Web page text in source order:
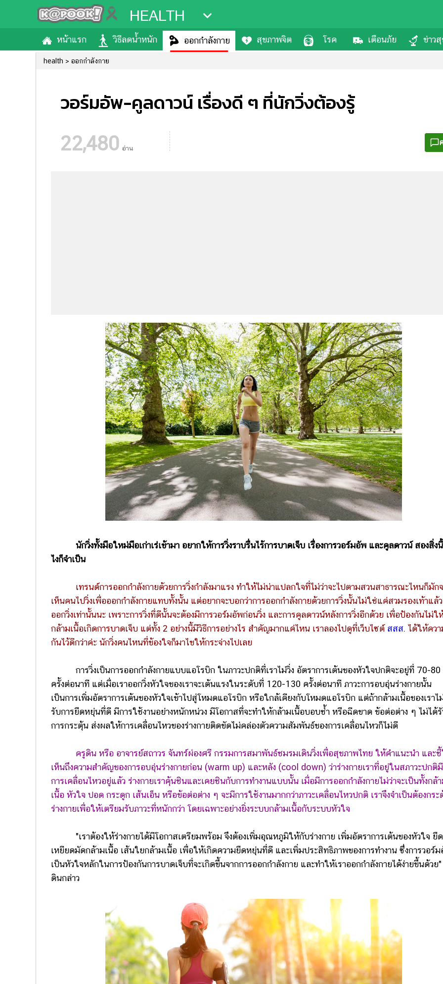
HEALTH
หน้าแรก วิธีลดน้ำหนัก ออกกำลังกาย สุขภาพจิต โรค เตือนภัย ข่าว
health ออกกำลังกาย
วอร์มอัพ-คูลดาวน์ เรื่องดี ๆ ที่นักวิ่งต้องรู้
22,480 อ่าน
นักวิ่งทั้งมือใหม่มือเก่าเร่เข้ามา อยากให้การวิ่งราบรื่นไร้การบาดเจ็บ เรื่องการวอร์มอัพ และคูลดาวน์ สองสิ่ง
ไงก็จำเป็น
เทรนด์การออกกำลังกายด้วยการวิ่งกำลังมาแรง ทำให้ไม่น่าแปลกใจที่ไม่ว่าจะไปตามสวนสาธารณะไหนก็มัก
เห็นคนไปวิ่งเพื่อออกกำลังกายแทบทั้งนั้น แต่อยากจะบอกว่าการออกกำลังกายด้วยการวิ่งนั้นไม่ใช่แค่สวมรองเท้าแล้ว
ออกวิ่งเท่านั้นนะ เพราะการวิ่งที่ดีนั้นจะต้องมีการวอร์มอัพก่อนวิ่ง และการคูลดาวน์หลังการวิ่งอีกด้วย เพื่อป้องกันไม่ใ
กล้ามเนื้อเกิดการบาดเจ็บ แต่ทั้ง 2 อย่างนี้มีวิธีการอย่างไร สำคัญมากแค่ไหน เราลองไปดูที่เว็บไซต์ สสส. ได้ให้คว
กันไว้ดีกว่าค่ะ นักวิ่งคนไหนที่ข้องใจก็มาไขให้กระจ่างไปเลย
การวิ่งเป็นการออกกำลังกายแบบแอโรบิก ในภาวะปกติที่เราไม่วิ่ง อัตราการเต้นของหัวใจปกติจะอยู่ที่ 70-80
ครั้งต่อนาที แต่เมื่อเราออกวิ่งหัวใจของเราจะเต้นแรงในระดับที่ 120-130 ครั้งต่อนาที ภาวะการอบอุ่นร่างกายนั้น
เป็นการเพิ่มอัตราการเต้นของหัวใจเข้าไปสู่โหมดแอโรบิก หรือใกล้เคียงกับโหมดแอโรบิก แต่ถ้ากล้ามเนื้อของเราไ
รับการยืดหยุ่นที่ดี มีการใช้งานอย่างหนักหน่วง มีโอกาสที่จะทำให้กล้ามเนื้อบอบช้ำ หรือฉีดขาด ข้อต่อต่าง ๆ ไม่ได้
การกระตุ้น ส่งผลให้การเคลื่อนไหวของร่างกายติดขัดไม่คล่องตัวความสัมพันธ์ของการเคลื่อนไหวก็ไม่ดี
ครูดิน หรือ อาจารย์สถาวร จันทร์ผ่องศรี กรรมการสมาพันธ์ชมรมเดินวิ่งเพื่อสุขภาพไทย ให้คำแนะนำ และ
เห็นถึงความสำคัญของการอบอุ่นร่างกายก่อน (warm up) และหลัง (cool down) ว่าร่างกายเราที่อยู่ในสภาวะปกติมี
การเคลื่อนไหวอยู่แล้ว ร่างกายเราคุ้นชินและเคยชินกับการทำงานแบบนั้น เมื่อมีการออกกำลังกายไม่ว่าจะเป็นทั้งกล้
เนื้อ หัวใจ ปอด กระดูก เส้นเอ็น หรือข้อต่อต่าง ๆ จะมีการใช้งานมากกว่าภาวะเคลื่อนไหวปกติ เราจึงจำเป็นต้องกระ
ร่างกายเพื่อให้เตรียมรับภาวะที่หนักกว่า โดยเฉพาะอย่างยิ่งระบบกล้ามเนื้อกับระบบหัวใจ
"เราต้องให้ร่างกายได้มีโอกาสเตรียมพร้อม จึงต้องเพิ่มอุณหภูมิให้กับร่างกาย เพิ่มอัตราการเต้นของหัวใจ ยืด
เหยียดมัดกล้ามเนื้อ เส้นใยกล้ามเนื้อ เพื่อให้เกิดความยืดหยุ่นที่ดี และเพิ่มประสิทธิภาพของการทำงาน ซึ่งการวอร์
เป็นหัวใจหลักในการป้องกันการบาดเจ็บที่จะเกิดขึ้นจากการออกกำลังกาย และทำให้เราออกกำลังกายได้ง่ายขึ้นด้วย
ดินกล่าว